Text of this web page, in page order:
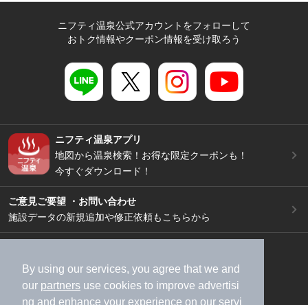
By using our services, you agree that we and
our partners use cookies to improve advertisi
ng and enhance your experience on our servi
ニフティ温泉公式アカウントをフォローして
おトク情報やクーポン情報を受け取ろう
ニフティ温泉アプリ
地図から温泉検索！お得な限定クーポンも！
今すぐダウンロード！
ご意見ご要望 ・お問い合わせ
施設データの新規追加や修正依頼もこちらから
加盟店募集（資料請求）
広告出稿のご案内
利用規約
ライフスタイルMEMBERS+規約